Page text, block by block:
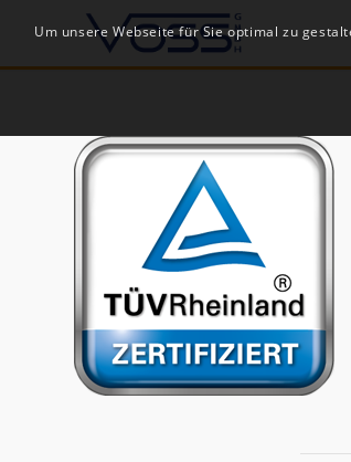
Um unsere Webseite für Sie optimal zu